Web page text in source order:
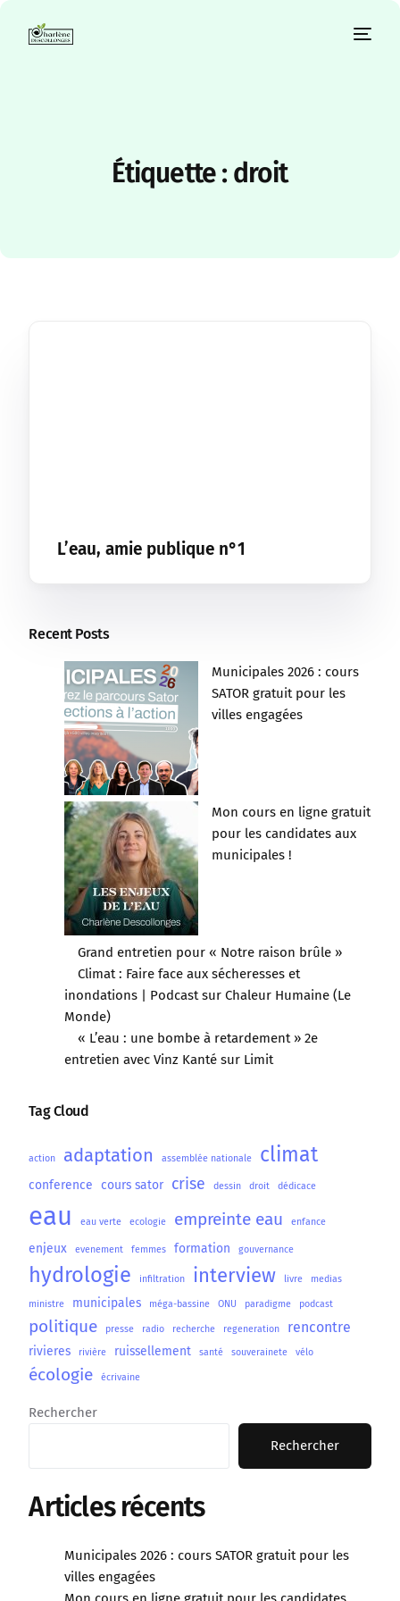
Étiquette : droit
L’eau, amie publique n°1
Recent Posts
Municipales 2026 : cours
SATOR gratuit pour les
villes engagées
Mon cours en ligne gratuit
pour les candidates aux
municipales !
Grand entretien pour « Notre raison brûle »
Climat : Faire face aux sécheresses et
inondations | Podcast sur Chaleur Humaine (Le
Monde)
« L’eau : une bombe à retardement » 2e
entretien avec Vinz Kanté sur Limit
Tag Cloud
action adaptation assemblée nationale climat
conference cours sator crise dessin droit dédicace
eau eau verte ecologie empreinte eau enfance
enjeux evenement femmes formation gouvernance
hydrologie infiltration interview livre medias
ministre municipales méga-bassine ONU paradigme podcast
politique presse radio recherche regeneration rencontre
rivieres rivière ruissellement santé souverainete vélo
écologie écrivaine
Rechercher
Rechercher
Articles récents
Municipales 2026 : cours SATOR gratuit pour les
villes engagées